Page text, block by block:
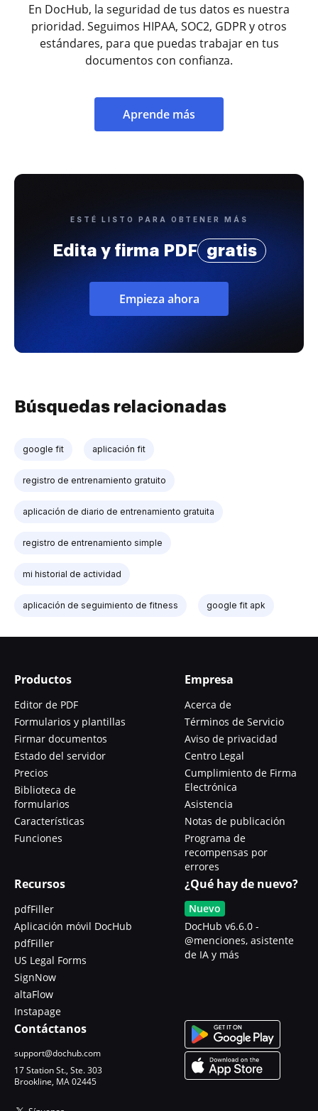
En DocHub, la seguridad de tus datos es nuestra
prioridad. Seguimos HIPAA, SOC2, GDPR y otros
estándares, para que puedas trabajar en tus
documentos con confianza.
Aprende más
ESTÉ LISTO PARA OBTENER MÁS
Edita y firma PDF gratis
Empieza ahora
Búsquedas relacionadas
google fit aplicación fit
registro de entrenamiento gratuito
aplicación de diario de entrenamiento gratuita
registro de entrenamiento simple
mi historial de actividad
aplicación de seguimiento de fitness google fit apk
Productos
Editor de PDF
Formularios y plantillas
Firmar documentos
Estado del servidor
Precios
Biblioteca de
formularios
Características
Funciones
Empresa
Acerca de
Términos de Servicio
Aviso de privacidad
Centro Legal
Cumplimiento de Firma
Electrónica
Asistencia
Notas de publicación
Programa de
recompensas por
errores
Recursos
pdfFiller
Aplicación móvil DocHub
pdfFiller
US Legal Forms
SignNow
altaFlow
Instapage
¿Qué hay de nuevo?
Nuevo
DocHub v6.6.0 -
@menciones, asistente
de IA y más
Contáctanos
support@dochub.com
17 Station St., Ste. 303
Brookline, MA 02445